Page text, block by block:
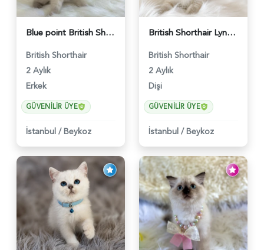
Blue point British Shorthair Kedim 2 Aylık - 4132
British Shorthair
2 Aylık
Erkek
GÜVENILIR ÜYE
İstanbul / Beykoz
British Shorthair Lynx Point Dişi Yavrumuz Yuva Arıyor - 5148
British Shorthair
2 Aylık
Dişi
GÜVENILIR ÜYE
İstanbul / Beykoz